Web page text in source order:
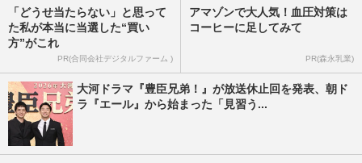
「どうせ当たらない」と思って
た私が本当に当選した“買い
方”がこれ
PR(合同会社デジタルファーム )
アマゾンで大人気！血圧対策は
コーヒーに足してみて
PR(森永乳業)
大河ドラマ『豊臣兄弟！』が放送休止回を発表、朝ド
ラ『エール』から始まった「見習う...